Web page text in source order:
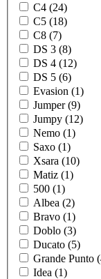
C4 (24)
C5 (18)
C8 (7)
DS 3 (8)
DS 4 (12)
DS 5 (6)
Evasion (1)
Jumper (9)
Jumpy (12)
Nemo (1)
Saxo (1)
Xsara (10)
Matiz (1)
500 (1)
Albea (2)
Bravo (1)
Doblo (3)
Ducato (5)
Grande Punto
Idea (1)